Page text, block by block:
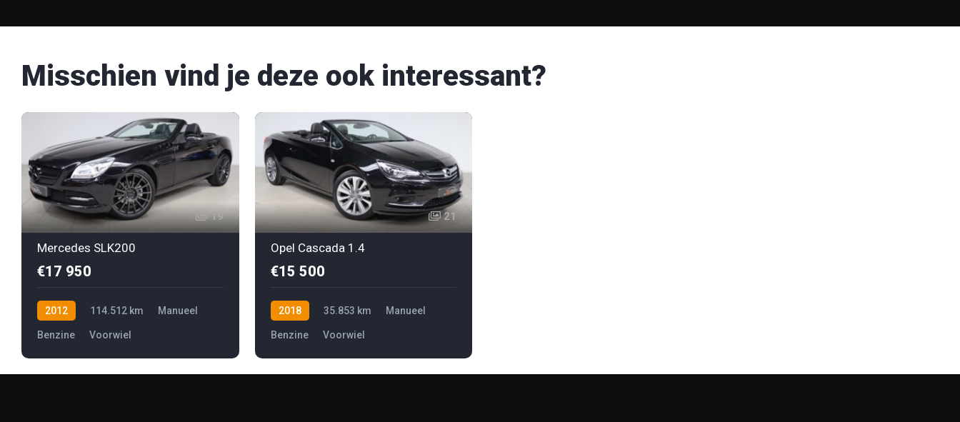
Misschien vind je deze ook interessant?
19
Mercedes SLK200
€17 950
2012 114.512 km Manueel
Benzine Voorwiel
21
Opel Cascada 1.4
€15 500
2018 35.853 km Manueel
Benzine Voorwiel